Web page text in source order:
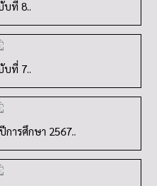
ที่ 8..
ที่ 7..
ารศึกษา 2567..